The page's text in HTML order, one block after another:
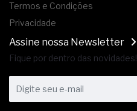
Termos e Condições
Privacidade
Assine nossa Newsletter
Fique por dentro das novidades!